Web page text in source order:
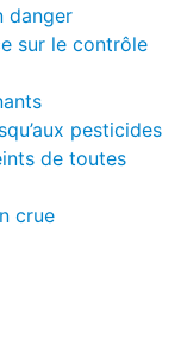
danger
sur le contrôle
pesticides
de toutes
crue